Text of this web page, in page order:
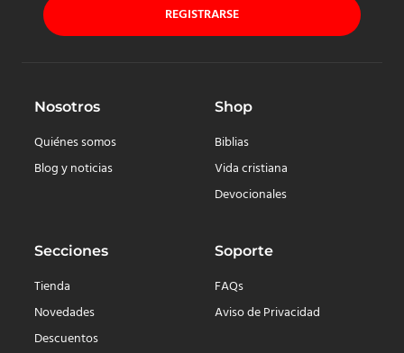
REGISTRARSE
Nosotros
Quiénes somos
Blog y noticias
Shop
Biblias
Vida cristiana
Devocionales
Secciones
Tienda
Novedades
Descuentos
Soporte
FAQs
Aviso de Privacidad